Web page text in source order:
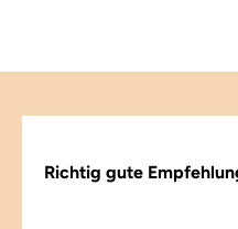
Richtig gute